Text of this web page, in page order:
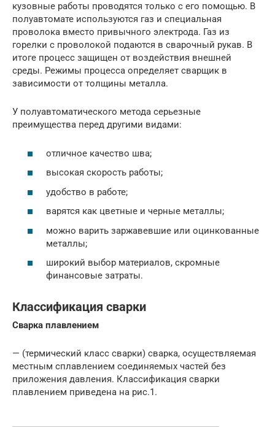
кузовные работы проводятся только с его помощью. В
полуавтомате используются газ и специальная
проволока вместо привычного электрода. Газ из
горелки с проволокой подаются в сварочный рукав. В
итоге процесс защищен от воздействия внешней
среды. Режимы процесса определяет сварщик в
зависимости от толщины металла.
У полуавтоматического метода серьезные
преимущества перед другими видами:
отличное качество шва;
высокая скорость работы;
удобство в работе;
варятся как цветные и черные металлы;
можно варить заржавевшие или оцинкованные
металлы;
широкий выбор материалов, скромные
финансовые затраты.
Классификация сварки
Сварка плавлением
— (термический класс сварки) сварка, осуществляемая
местным сплавлением соединяемых частей без
приложения давления. Классификация сварки
плавлением приведена на рис.1.